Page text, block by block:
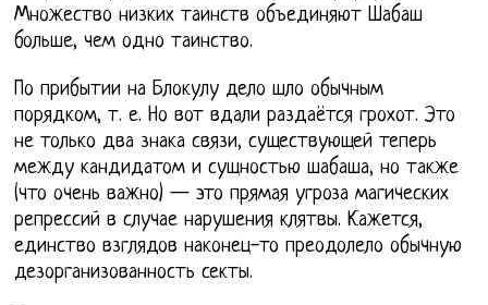
Множество низких таинств объединяют Шабаш
больше, чем одно таинство.
По прибытии на Блокулу дело шло обычным
порядком, т. е. Но вот вдали раздаётся грохот. Это
не только два знака связи, существующей теперь
между кандидатом и сущностью шабаша, но также
(что очень важно) — это прямая угроза магических
репрессий в случае нарушения клятвы. Кажется,
единство взглядов наконец-то преодолело обычную
дезорганизованность секты.